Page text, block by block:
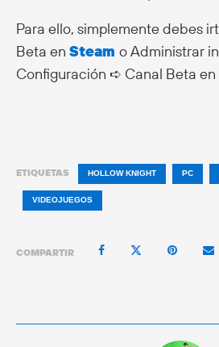
Para ello, simplemente debes
Beta en Steam o Administrar
Configuración ➪ Canal Beta en
ETIQUETAS HOLLOW KNIGHT PC
VIDEOJUEGOS
COMPARTIR